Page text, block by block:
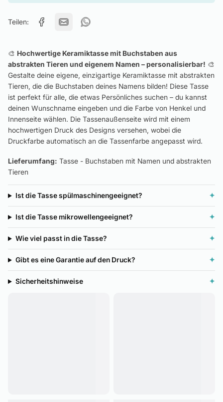
Teilen:
🎨 Hochwertige Keramiktasse mit Buchstaben aus
abstrakten Tieren und eigenem Namen – personalisierbar! 🎨
Gestalte deine eigene, einzigartige Keramiktasse mit abstrakten
Tieren, die die Buchstaben deines Namens bilden! Diese Tasse
ist perfekt für alle, die etwas Persönliches suchen – du kannst
deinen Wunschname eingeben und die Farbe von Henkel und
Innenseite wählen. Die Tassenaußenseite wird mit einem
hochwertigen Druck des Designs versehen, wobei die
Druckfarbe automatisch an die Tassenfarbe angepasst wird.
Lieferumfang: Tasse - Buchstaben mit Namen und abstrakten
Tieren
Ist die Tasse spülmaschinengeeignet? ✦
Ist die Tasse mikrowellengeeignet? ✦
Wie viel passt in die Tasse? ✦
Gibt es eine Garantie auf den Druck? ✦
Sicherheitshinweise ✦